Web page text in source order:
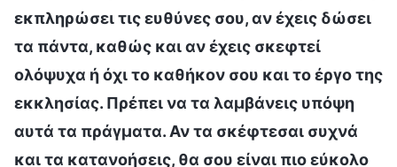
εκπληρώσει τις ευθύνες σου, αν έχεις δώσει
τα πάντα, καθώς και αν έχεις σκεφτεί
ολόψυχα ή όχι το καθήκον σου και το έργο της
εκκλησίας. Πρέπει να τα λαμβάνεις υπόψη
αυτά τα πράγματα. Αν τα σκέφτεσαι συχνά
και τα κατανοήσεις, θα σου είναι πιο εύκολο